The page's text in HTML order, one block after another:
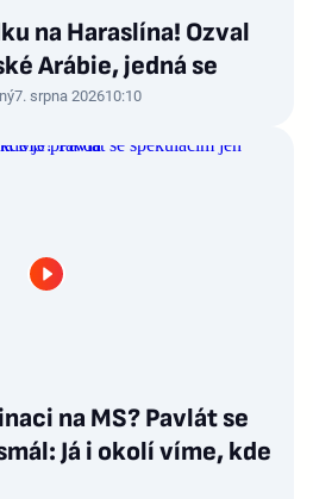
na Haraslína! Ozval
Arábie, jedná se
7. srpna 202610:10
na MS? Pavlát se
Já i okolí víme, kde